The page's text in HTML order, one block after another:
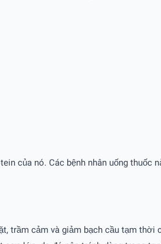
của nó. Các bệnh nhân uống thuốc
trầm cảm và giảm bạch cầu tạm thời